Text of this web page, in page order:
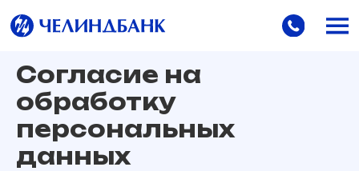
Полезная информацияЧастые вопросы
8-800-5001-800
Согласие на
обработку
персональных
данных